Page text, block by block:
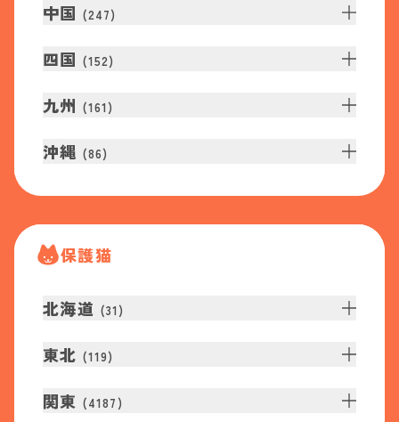
中国 (247)
四国 (152)
九州 (161 )
沖縄 (86)
保護猫
北海道 (31 )
東北 (119)
関東 (4187 )